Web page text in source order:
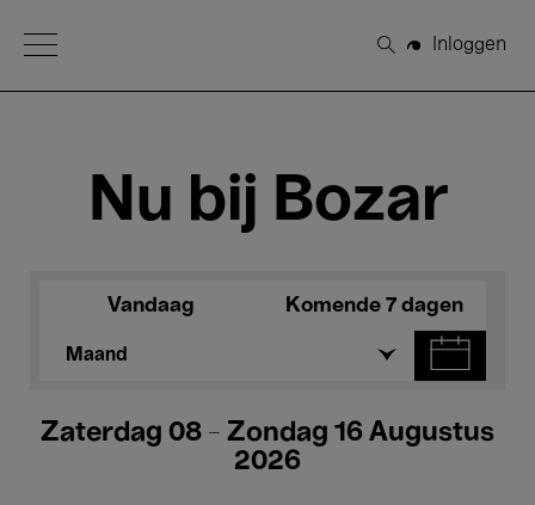
Open Menu
Zoeken
Inloggen
Nu bij Bozar
Vandaag Komende 7 dagen
Maand
Zaterdag 08 - Zondag 16 Augustus
2026